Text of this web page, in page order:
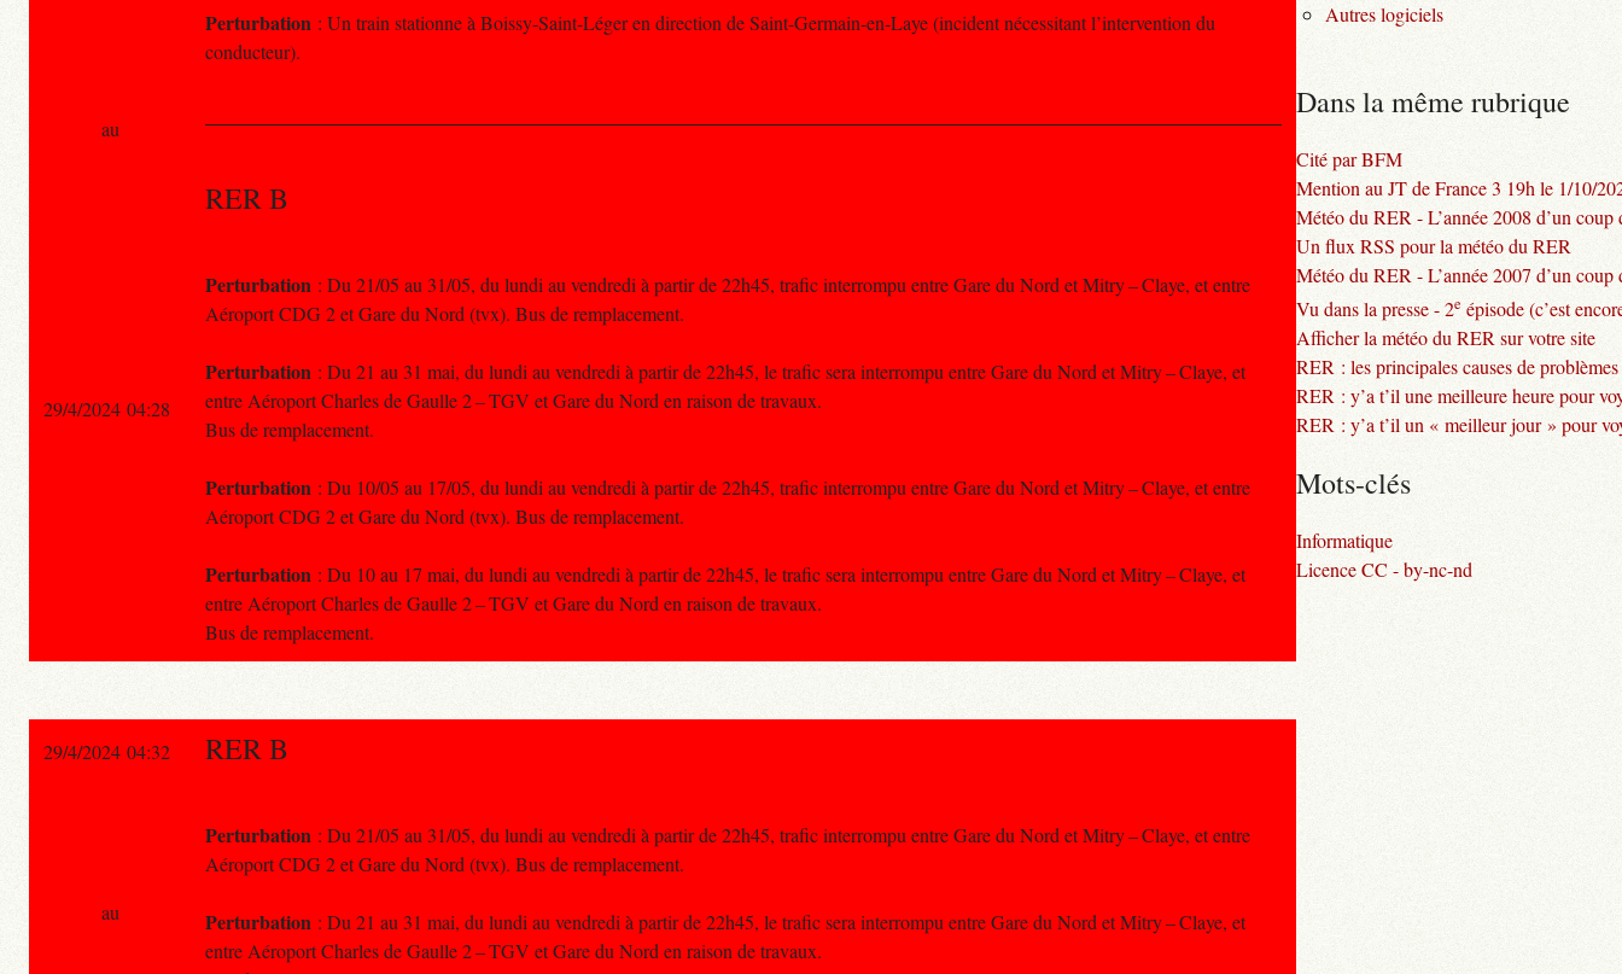
Perturbation : Un train stationne à Boissy-Saint-Léger en direction de Saint-Germain-en-Laye (incident nécessitant l’intervention du
conducteur).
RER B
Perturbation : Du 21/05 au 31/05, du lundi au vendredi à partir de 22h45, trafic interrompu entre Gare du Nord et Mitry – Claye, et entre
Aéroport CDG 2 et Gare du Nord (tvx). Bus de remplacement.
Perturbation : Du 21 au 31 mai, du lundi au vendredi à partir de 22h45, le trafic sera interrompu entre Gare du Nord et Mitry – Claye, et
entre Aéroport Charles de Gaulle 2 – TGV et Gare du Nord en raison de travaux.
Bus de remplacement.
Perturbation : Du 10/05 au 17/05, du lundi au vendredi à partir de 22h45, trafic interrompu entre Gare du Nord et Mitry – Claye, et entre
Aéroport CDG 2 et Gare du Nord (tvx). Bus de remplacement.
Perturbation : Du 10 au 17 mai, du lundi au vendredi à partir de 22h45, le trafic sera interrompu entre Gare du Nord et Mitry – Claye, et
entre Aéroport Charles de Gaulle 2 – TGV et Gare du Nord en raison de travaux.
Bus de remplacement.
au
29/4/2024 04:28
29/4/2024 04:32 RER B
Perturbation : Du 21/05 au 31/05, du lundi au vendredi à partir de 22h45, trafic interrompu entre Gare du Nord et Mitry – Claye, et entre
Aéroport CDG 2 et Gare du Nord (tvx). Bus de remplacement.
Perturbation : Du 21 au 31 mai, du lundi au vendredi à partir de 22h45, le trafic sera interrompu entre Gare du Nord et Mitry – Claye, et
entre Aéroport Charles de Gaulle 2 – TGV et Gare du Nord en raison de travaux.
au
Autres logiciels
Dans la même rubrique
Cité par BFM
Mention au JT de France 3 19h le 1/10/
Météo du RER - L’année 2008 d’un coup
Un flux RSS pour la météo du RER
Météo du RER - L’année 2007 d’un coup
Vu dans la presse - 2e épisode (c’est
Afficher la météo du RER sur votre site
RER : les principales causes de problèmes
RER : y’a t’il une meilleure heure pour
RER : y’a t’il un « meilleur jour » pour
Mots-clés
Informatique
Licence CC - by-nc-nd